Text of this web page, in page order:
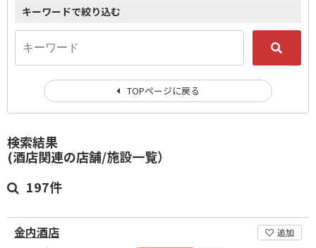
検索結果
(酒店関連の店舗/施設一覧）
197件
金内酒店
追加
キーワードで絞り込む
TOPページに戻る